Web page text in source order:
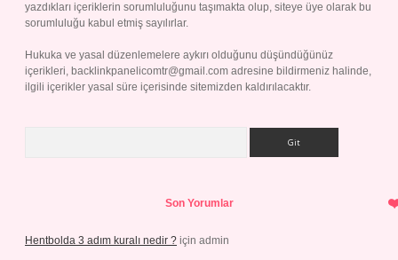
yazdıkları içeriklerin sorumluluğunu taşımakta olup, siteye üye olarak bu
sorumluluğu kabul etmiş sayılırlar.
Hukuka ve yasal düzenlemelere aykırı olduğunu düşündüğünüz
içerikleri, backlinkpanelicomtr@gmail.com adresine bildirmeniz halinde,
ilgili içerikler yasal süre içerisinde sitemizden kaldırılacaktır.
Son Yorumlar
Hentbolda 3 adım kuralı nedir ? için admin